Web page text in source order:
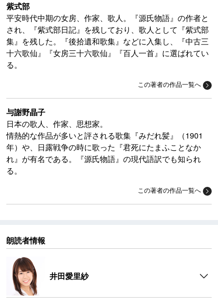
紫式部
平安時代中期の女房、作家、歌人。『源氏物語』の作者と
され、『紫式部日記』を残しており、歌人として『紫式部
集』を残した。『後拾遺和歌集』などに入集し、『中古三
十六歌仙』『女房三十六歌仙』『百人一首』に選ばれてい
る。
この著者の作品一覧へ
与謝野晶子
日本の歌人、作家、思想家。
情熱的な作品が多いと評される歌集『みだれ髪』（1901
年）や、日露戦争の時に歌った『君死にたまふことなか
れ』が有名である。『源氏物語』の現代語訳でも知られ
る。
この著者の作品一覧へ
朗読者情報
井田愛里紗